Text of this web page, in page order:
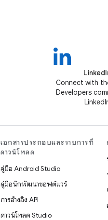
Connect with
Developers
เอกสารประกอบและรายการที่
ดาวน์โหลด
คู่มือ Android Studio
คู่มือนักพัฒนาซอฟต์แวร์
การอ้างอิง API
ดาวน์โหลด Studio